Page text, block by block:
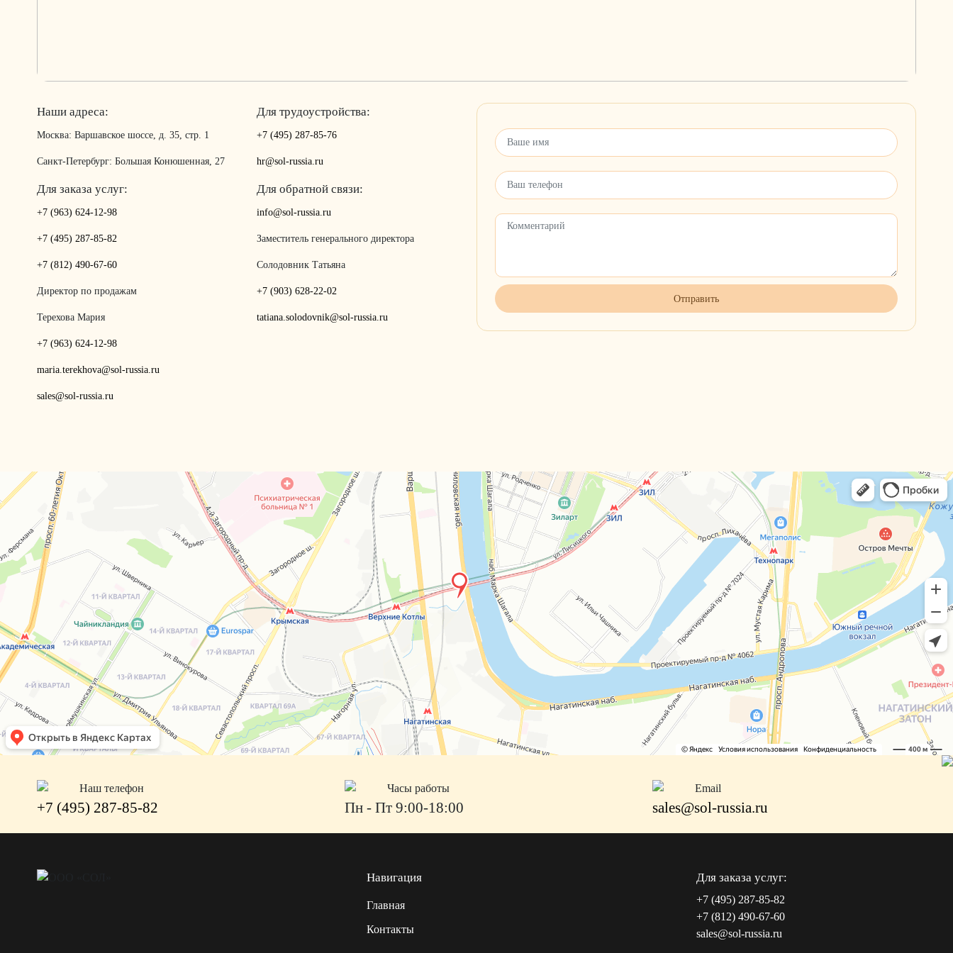
Наши адреса:
Москва: Варшавское шоссе, д. 35, стр. 1
Санкт-Петербург: Большая Конюшенная, 27
Для заказа услуг:
+7 (963) 624-12-98
+7 (495) 287-85-82
+7 (812) 490-67-60
Директор по продажам
Терехова Мария
+7 (963) 624-12-98
maria.terekhova@sol-russia.ru
sales@sol-russia.ru
Для трудоустройства:
+7 (495) 287-85-76
hr@sol-russia.ru
Для обратной связи:
info@sol-russia.ru
Заместитель генерального директора
Солодовник Татьяна
+7 (903) 628-22-02
tatiana.solodovnik@sol-russia.ru
Наш телефон
+7 (495) 287-85-82
Часы работы
Пн - Пт 9:00-18:00
Email
sales@sol-russia.ru
Навигация
Главная
Контакты
Для заказа услуг:
+7 (495) 287-85-82
+7 (812) 490-67-60
sales@sol-russia.ru